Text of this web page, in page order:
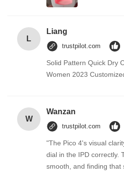
L
Liang
trustpilot.com
Solid Pattern Quick Dry
Women 2023
W
Wanzan
trustpilot.com
"The Pico 4's visual
dial in the IPD correctly.
smooth, and finding that